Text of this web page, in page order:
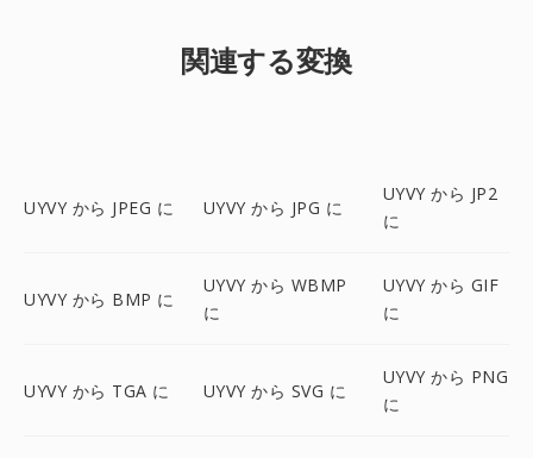
関連する変換
UYVY から JPEG に UYVY から JPG に
UYVY から JP2
に
UYVY から BMP に
UYVY から WBMP
に
UYVY から GIF
に
UYVY から TGA に UYVY から SVG に
UYVY から PNG
に